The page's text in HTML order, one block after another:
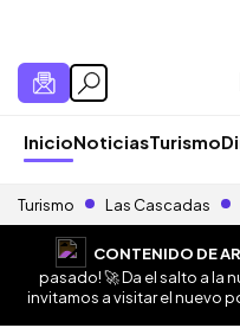
InicioNoticiasTurismo
Turismo Las Cascadas
CONTENIDO DE
pasado! 🚀 Da el salto a la
invitamos a visitar el nuevo